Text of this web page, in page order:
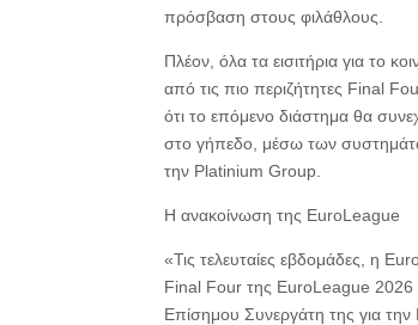
πρόσβαση στους φιλάθλους.
Πλέον, όλα τα εισιτήρια για το
από τις πιο περιζήτητες Final
ότι το επόμενο διάστημα θα
στο γήπεδο, μέσω των
την Platinium Group.
Η ανακοίνωση της EuroLeague
«Τις τελευταίες εβδομάδες, η
Final Four της EuroLeague 2026
Επίσημου Συνεργάτη της για